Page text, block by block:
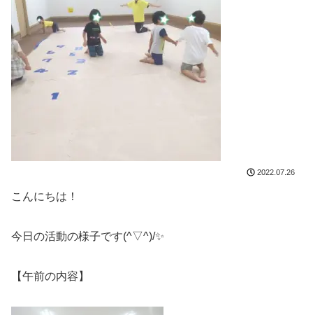
2022.07.26
こんにちは！
今日の活動の様子です(^▽^)/✨
【午前の内容】